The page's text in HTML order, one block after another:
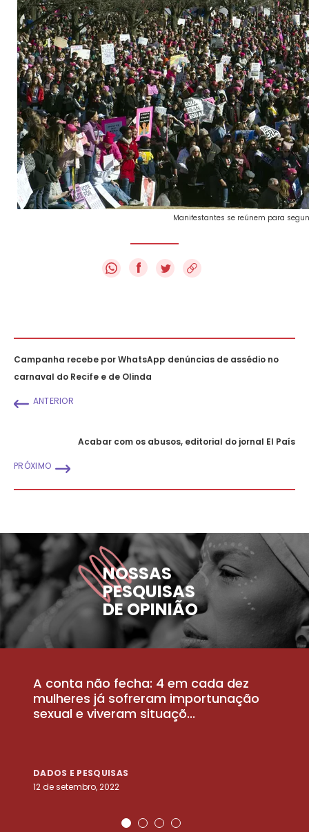
Manifestantes se reúnem para
f
Campanha recebe por WhatsApp denúncias de assédio no
carnaval do Recife e de Olinda
ANTERIOR
Acabar com os abusos, editorial do jornal El País
PRÓXIMO
NOSSAS
PESQUISAS
DE OPINIÃO
A conta não fecha: 4 em cada dez
mulheres já sofreram importunação
sexual e viveram situaçõ...
DADOS E PESQUISAS
12 de setembro, 2022